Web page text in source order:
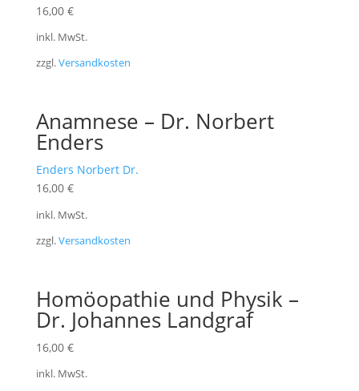
16,00 €
inkl. MwSt.
zzgl.Versandkosten
Anamnese – Dr. Norbert
Enders
Enders Norbert Dr.
16,00 €
inkl. MwSt.
zzgl.Versandkosten
Homöopathie und Physik –
Dr. Johannes Landgraf
16,00 €
inkl. MwSt.